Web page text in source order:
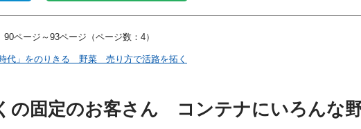
90ページ～93ページ（ページ数：4）
時代」をのりきる 野菜 売り方で活路を拓く
の固定のお客さん コンテナにいろんな